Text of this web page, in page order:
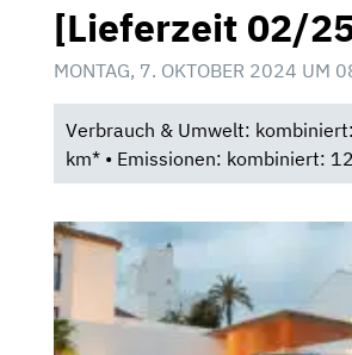
[Lieferzeit 02/
MONTAG, 7. OKTOBER 2024 UM
Verbrauch & Umwelt:
km* • Emissionen: kombiniert: